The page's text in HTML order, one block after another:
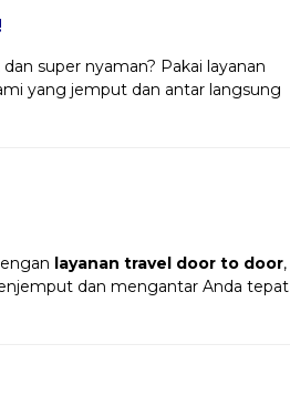
super nyaman? Pakai layanan
yang jemput dan antar langsung
layanan travel door to door,
dan mengantar Anda tepat